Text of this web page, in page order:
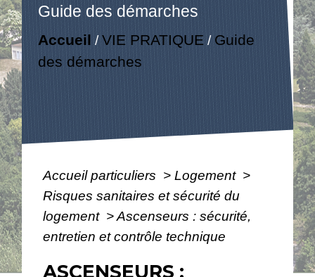
Guide des démarches
Accueil /VIE PRATIQUE / Guide
des démarches
Accueil particuliers > Logement >
Risques sanitaires et sécurité du
logement >Ascenseurs : sécurité,
entretien et contrôle technique
ASCENSEURS :